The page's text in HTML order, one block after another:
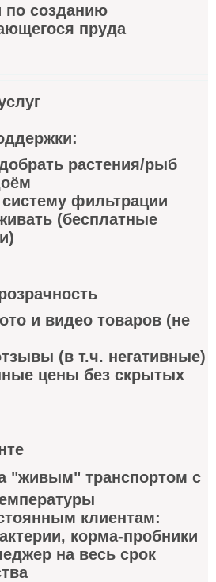
по созданию
пруда
растения/рыб
фильтрации
(бесплатные
и видео товаров (не
(в т.ч. негативные)
цены без скрытых
е
"живым" транспортом с
клиентам:
корма-пробники
на весь срок